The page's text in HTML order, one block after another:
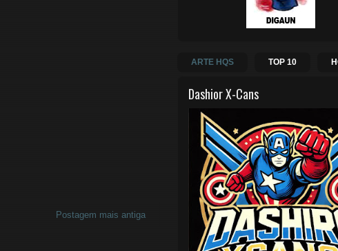
Postagem mais antiga
ARTE HQS TOP 10
Dashior X-Cans